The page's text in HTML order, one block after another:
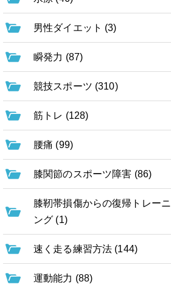
男性ダイエット (3)
瞬発力 (87)
競技スポーツ (310)
筋トレ (128)
腰痛 (99)
膝関節のスポーツ障害 (86)
膝靭帯損傷からの復帰トレーニ
ング (1)
速く走る練習方法 (144)
運動能力 (88)